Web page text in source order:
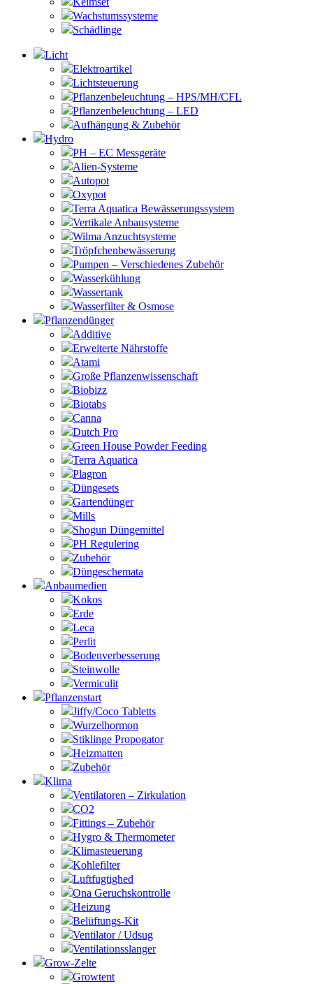
Wachstumssysteme
Schädlinge
Licht
Elektroartikel
Lichtsteuerung
Pflanzenbeleuchtung – HPS/MH/CFL
Pflanzenbeleuchtung – LED
Aufhängung & Zubehör
Hydro
PH – EC Messgeräte
Alien-Systeme
Autopot
Oxypot
Terra Aquatica Bewässerungssystem
Vertikale Anbausysteme
Wilma Anzuchtsysteme
Tröpfchenbewässerung
Pumpen – Verschiedenes Zubehör
Wasserkühlung
Wassertank
Wasserfilter & Osmose
Pflanzendünger
Additive
Erweiterte Nährstoffe
Atami
Große Pflanzenwissenschaft
Biobizz
Biotabs
Canna
Dutch Pro
Green House Powder Feeding
Terra Aquatica
Plagron
Düngesets
Gartendünger
Mills
Shogun Düngemittel
PH Regulering
Zubehör
Düngeschemata
Anbaumedien
Kokos
Erde
Leca
Perlit
Bodenverbesserung
Steinwolle
Vermiculit
Pflanzenstart
Jiffy/Coco Tabletts
Wurzelhormon
Stiklinge Propogator
Heizmatten
Zubehör
Klima
Ventilatoren – Zirkulation
CO2
Fittings – Zubehör
Hygro & Thermometer
Klimasteuerung
Kohlefilter
Luftfugtighed
Ona Geruchskontrolle
Heizung
Belüftungs-Kit
Ventilator / Udsug
Ventilationsslanger
Grow-Zelte
Growtent